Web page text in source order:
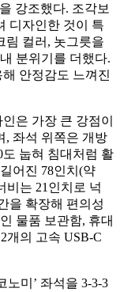
강조했다. 조각보
디자인한 것이 특
림 컬러, 놋그릇을
분위기를 더했다.
안정감도 느껴진
은 가장 큰 강점이
, 좌석 위쪽은 개방
눕혀 침대처럼 활
어진 78인치(약
비는 21인치로 넉
을 확장해 편의성
물품 보관함, 휴대
개의 고속 USB-C
노미’ 좌석을 3-3-3